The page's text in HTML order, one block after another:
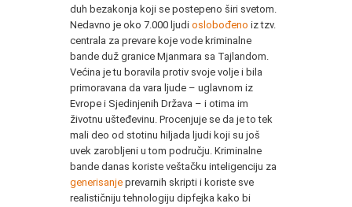
duh bezakonja koji se postepeno širi svetom.
Nedavno je oko 7.000 ljudi oslobođeno iz tzv.
centrala za prevare koje vode kriminalne
bande duž granice Mjanmara sa Tajlandom.
Većina je tu boravila protiv svoje volje i bila
primoravana da vara ljude – uglavnom iz
Evrope i Sjedinjenih Država – i otima im
životnu ušteđevinu. Procenjuje se da je to tek
mali deo od stotinu hiljada ljudi koji su još
uvek zarobljeni u tom području. Kriminalne
bande danas koriste veštačku inteligenciju za
generisanje prevarnih skripti i koriste sve
realističniju tehnologiju dipfejka kako bi